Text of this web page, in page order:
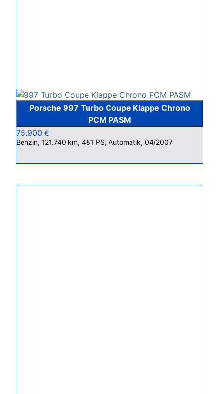
Porsche 997 Turbo Coupe Klappe Chrono
PCM PASM
75.900 €
Benzin, 121.740 km, 481 PS, Automatik, 04/2007